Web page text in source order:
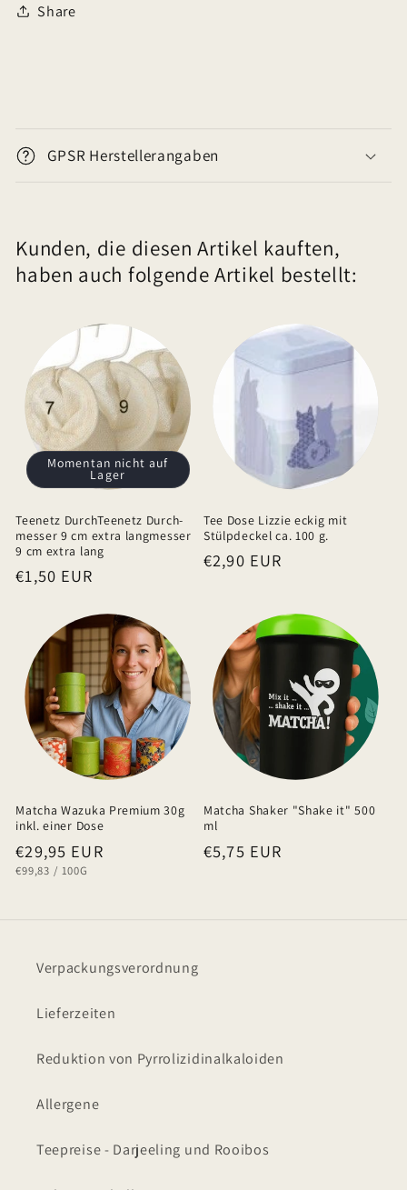
Share
n
a
p
a
l
t
GPSR Herstellerangaben
Kunden, die diesen Artikel kauften,
haben auch folgende Artikel bestellt:
Momentan nicht auf
Lager
Teenetz DurchTeenetz Durch-
messer 9 cm extra langmesser
9 cm extra lang
Normaler
€1,50 EUR
Tee Dose Lizzie eckig mit
Stülpdeckel ca. 100 g.
Normaler
€2,90 EUR
Matcha Wazuka Premium 30g
inkl. einer Dose
Normaler
Preis
€29,95 EUR
GRUNDPREIS
€99,83 / PRO
100G
Matcha Shaker "Shake it" 500
ml
Normaler
€5,75 EUR
Verpackungsverordnung
Lieferzeiten
Reduktion von Pyrrolizidinalkaloiden
Allergene
Teepreise - Darjeeling und Rooibos